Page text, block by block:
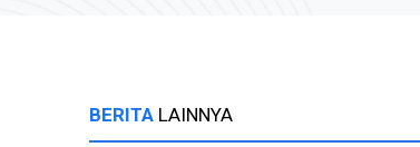
BERITA LAINNYA